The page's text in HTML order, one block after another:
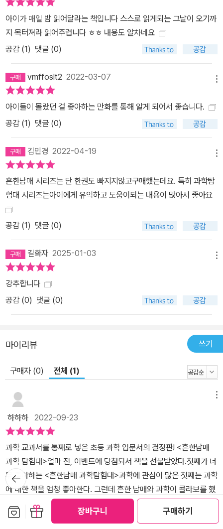
장바구니 구매하기
아이가 매일 밤 읽어달라는 책입니다 스스로 읽게되는 그날이 오기까
지 목터져라 읽어주렵니다 ㅎㅎ 내용도 알차네요
공감 (1) 댓글 (0)
vmffoslt2 2022-03-07
아이들이 몰랐던 걸 좋아하는 만화를 통해 알게 되어서 좋습니다.
공감 (1) 댓글 (0)
김민경 2022-04-19
흔한남매 시리즈는 단 한권도 빠지지않고구매했는데요. 특히 과학탐
험대 시리즈는아이에게 유익하고 도움이되는 내용이 많아서 좋아요
공감 (1) 댓글 (0)
길화자 2025-01-03
강추합니다
공감 (0) 댓글 (0)
마이리뷰 쓰기
구매자 (0) 전체 (1)
하하하 2022-09-23
과학 교과서를 통째로 넣은 초등 과학 입문서의 결정판! <흔한남매
과학 탐험대>얼마 전, 이벤트에 당첨되서 책을 선물받았다.첫째가 너
무 좋아하는 <흔한남매 과학탐험대>과학에 관심이 많은 첫째는 과학
에 대한 책을 엄청 좋아한다. 그런데 흔한 남매와 과학이 콜라보를 했
다면?이건 더더욱 안 좋아할 수가 없쥐! <흔한남매 과학 탐험대>는
과학에 흥미를 붙이고 싶은 모든 아이들에게 추천하고 싶다. 초등 과
더보기
뒤로가
기